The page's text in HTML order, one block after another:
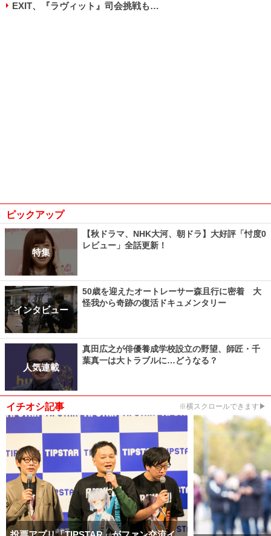
EXIT、『ラヴィット』司会挑戦も…
ピックアップ
特集
【秋ドラマ、NHK大河、朝ドラ】大好評「忖度0
レビュー」全話更新！
インタビュー
50歳を迎えたオートレーサー森且行に密着 大
怪我から奇跡の復活ドキュメンタリー
人気連載
真田広之が俳優養成学校設立の野望、師匠・千
葉真一は大トラブルに…どうなる？
イチオシ記事 ※横スクロールできます▶